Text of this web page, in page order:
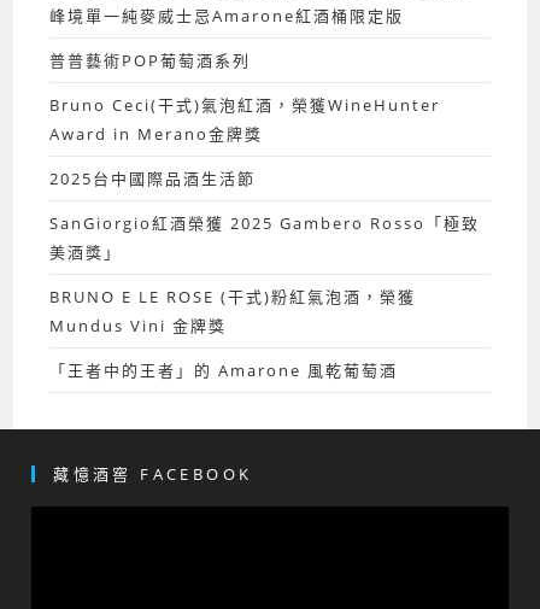
峰境單一純麥威士忌Amarone紅酒桶限定版
普普藝術POP葡萄酒系列
Bruno Ceci(干式)氣泡紅酒，榮獲WineHunter
Award in Merano金牌獎
2025台中國際品酒生活節
SanGiorgio紅酒榮獲 2025 Gambero Rosso「極致
美酒獎」
BRUNO E LE ROSE (干式)粉紅氣泡酒，榮獲
Mundus Vini 金牌獎
「王者中的王者」的 Amarone 風乾葡萄酒
藏憶酒窖 FACEBOOK